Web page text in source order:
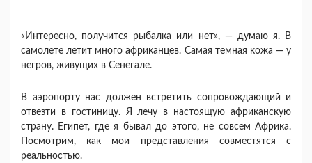
«Интересно, получится рыбалка или нет», — ду­маю я. В
самолете летит много африканцев. Самая темная кожа — у
негров, живущих в Сенегале.
В аэропорту нас должен встретить сопровождаю­щий и
отвезти в гостиницу. Я лечу в настоящую аф­риканскую
страну. Египет, где я бывал до этого, не совсем Африка.
Посмотрим, как мои представления совместятся с
реальностью.